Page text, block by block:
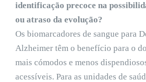
identificação precoce na
ou atraso da evolução?
Os biomarcadores de sangue para
Alzheimer têm o benefício para o
mais cómodos e menos
acessíveis. Para as unidades de